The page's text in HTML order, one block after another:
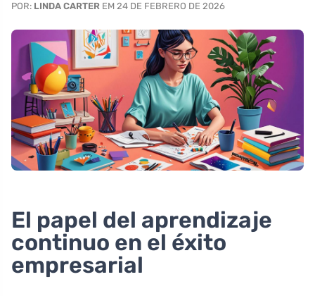
POR: LINDA CARTER EM 24 DE FEBRERO DE 2026
El papel del aprendizaje
continuo en el éxito
empresarial